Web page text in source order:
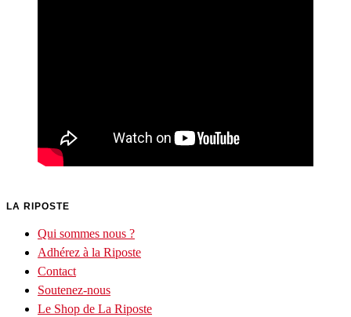
LA RIPOSTE
Qui sommes nous ?
Adhérez à la Riposte
Contact
Soutenez-nous
Le Shop de La Riposte